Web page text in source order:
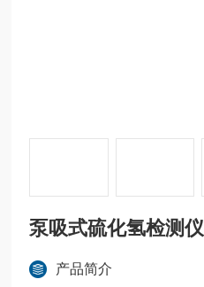
泵吸式硫化氢检测仪
产品简介